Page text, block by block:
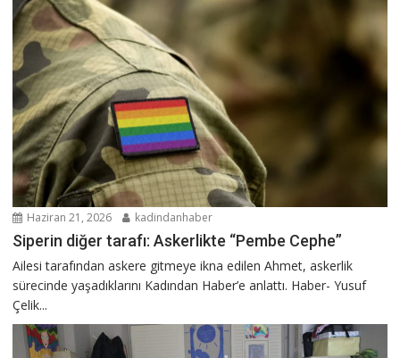
Haziran 21, 2026 kadindanhaber
Siperin diğer tarafı: Askerlikte “Pembe Cephe”
Ailesi tarafından askere gitmeye ikna edilen Ahmet, askerlik
sürecinde yaşadıklarını Kadından Haber’e anlattı. Haber- Yusuf
Çelik...